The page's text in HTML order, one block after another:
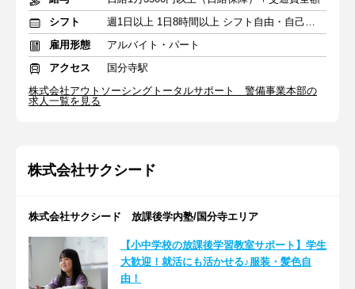
シフト
週1日以上 1日8時間以上 シフト自由・自己申告
雇用形態
アルバイト・パート
アクセス
国分寺駅
株式会社アウトソーシングトータルサポート 警備事業本部の
求人一覧を見る
株式会社サクシード
株式会社サクシード 放課後学内塾/国分寺エリア
【小中学校の放課後学習教室サポート】学生
大歓迎！就活にも活かせる♪服装・髪色自
由！